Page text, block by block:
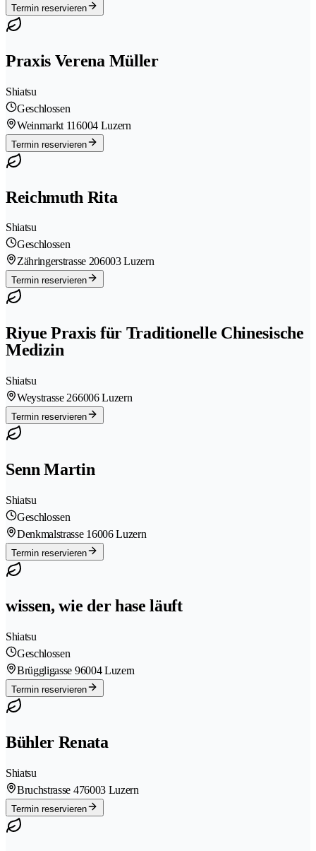
Termin reservieren
Praxis Verena Müller
Shiatsu
Geschlossen
Weinmarkt 116004 Luzern
Termin reservieren
Reichmuth Rita
Shiatsu
Geschlossen
Zähringerstrasse 206003 Luzern
Termin reservieren
Riyue Praxis für Traditionelle Chinesische
Medizin
Shiatsu
Weystrasse 266006 Luzern
Termin reservieren
Senn Martin
Shiatsu
Geschlossen
Denkmalstrasse 16006 Luzern
Termin reservieren
wissen, wie der hase läuft
Shiatsu
Geschlossen
Brüggligasse 96004 Luzern
Termin reservieren
Bühler Renata
Shiatsu
Bruchstrasse 476003 Luzern
Termin reservieren